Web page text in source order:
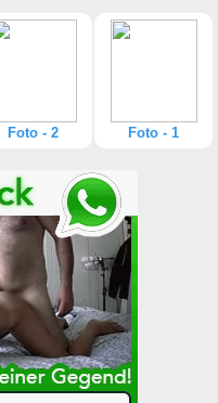
Foto - 2 Foto - 1